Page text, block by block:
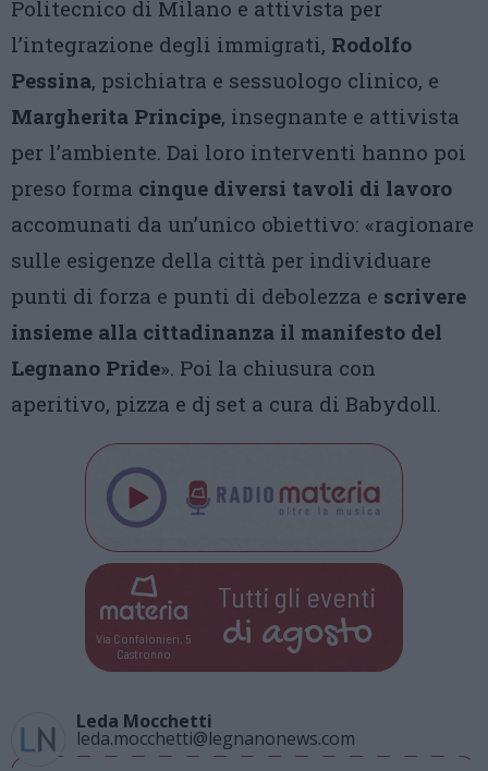
Politecnico di Milano e attivista per
l’integrazione degli immigrati, Rodolfo
Pessina, psichiatra e sessuologo clinico, e
Margherita Principe, insegnante e attivista
per l’ambiente. Dai loro interventi hanno poi
preso forma cinque diversi tavoli di lavoro
accomunati da un’unico obiettivo: «ragionare
sulle esigenze della città per individuare
punti di forza e punti di debolezza e scrivere
insieme alla cittadinanza il manifesto del
Legnano Pride». Poi la chiusura con
aperitivo, pizza e dj set a cura di Babydoll.
Via Confalonieri, 5
Castronno
Tutti gli eventi
di agosto
Leda Mocchetti
leda.mocchetti@legnanonews.com